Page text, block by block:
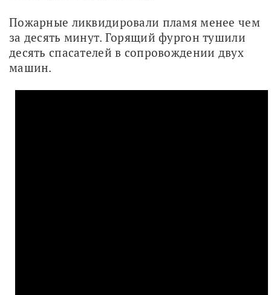
Пожарные ликвидировали пламя менее чем
за десять минут. Горящий фургон тушили
десять спасателей в сопровождении двух
машин.